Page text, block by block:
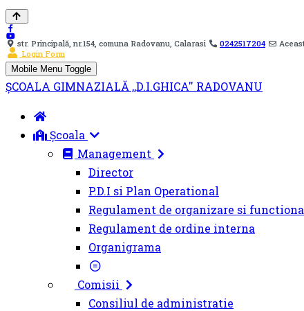
str. Principală, nr.154, comuna Radovanu, Calarasi 0242517204
Login Form
Mobile Menu Toggle
ȘCOALA GIMNAZIALĂ ,,D.I.GHICA'' RADOVANU
Școala
Management
Director
P.D.I si Plan Operational
Regulament de organizare si
Regulament de ordine interna
Organigrama
Comisii
Consiliul de administratie